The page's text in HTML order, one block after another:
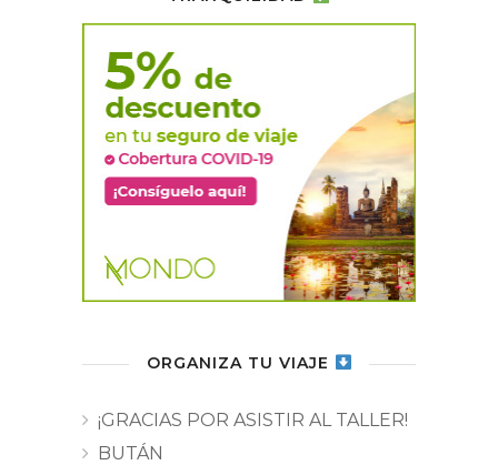
ORGANIZA TU VIAJE
¡GRACIAS POR ASISTIR AL TALLER!
BUTÁN